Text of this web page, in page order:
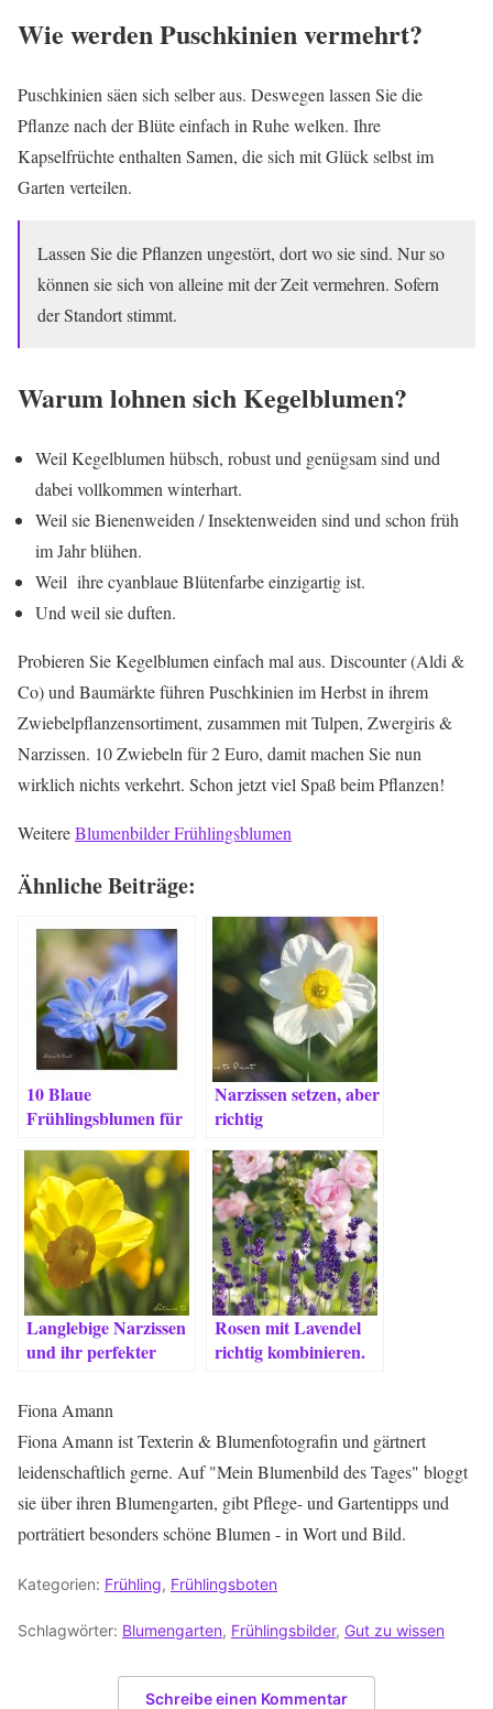
Wie werden Puschkinien vermehrt?
Puschkinien säen sich selber aus. Deswegen lassen Sie die
Pflanze nach der Blüte einfach in Ruhe welken. Ihre
Kapselfrüchte enthalten Samen, die sich mit Glück selbst im
Garten verteilen.
Lassen Sie die Pflanzen ungestört, dort wo sie sind. Nur so
können sie sich von alleine mit der Zeit vermehren. Sofern
der Standort stimmt.
Warum lohnen sich Kegelblumen?
Weil Kegelblumen hübsch, robust und genügsam sind und
dabei vollkommen winterhart.
Weil sie Bienenweiden / Insektenweiden sind und schon früh
im Jahr blühen.
Weil ihre cyanblaue Blütenfarbe einzigartig ist.
Und weil sie duften.
Probieren Sie Kegelblumen einfach mal aus. Discounter (Aldi &
Co) und Baumärkte führen Puschkinien im Herbst in ihrem
Zwiebelpflanzensortiment, zusammen mit Tulpen, Zwergiris &
Narzissen. 10 Zwiebeln für 2 Euro, damit machen Sie nun
wirklich nichts verkehrt. Schon jetzt viel Spaß beim Pflanzen!
WeitereBlumenbilder Frühlingsblumen
Ähnliche Beiträge:
10 Blaue
Frühlingsblumen für
& Liebhaber
Narzissen setzen, aber
richtig
Langlebige Narzissen
und ihr perfekter
Rosen mit Lavendel
richtig kombinieren.
Fiona Amann
Fiona Amann ist Texterin & Blumenfotografin und gärtnert
leidenschaftlich gerne. Auf "Mein Blumenbild des Tages" bloggt
sie über ihren Blumengarten, gibt Pflege- und Gartentipps und
porträtiert besonders schöne Blumen - in Wort und Bild.
Kategorien: Frühling, Frühlingsboten
Schlagwörter: Blumengarten, Frühlingsbilder, Gut zu wissen
Schreibe einen Kommentar